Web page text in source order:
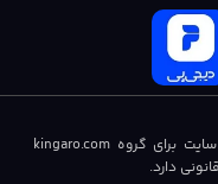
© 2020 – 2025 کلیه حقوق مادی و معنوی سایت برای گروه kingaro.com
دارد.